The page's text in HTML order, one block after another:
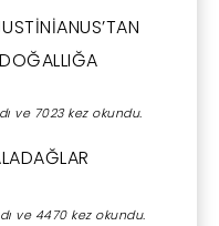
ve 7023 kez okundu.
ve 4470 kez okundu.